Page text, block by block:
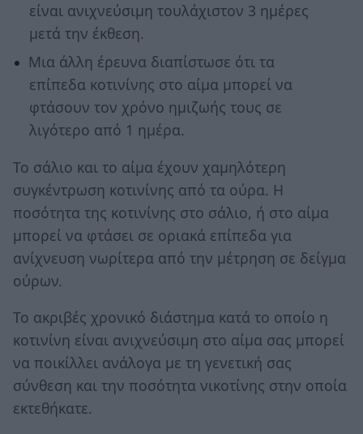
είναι ανιχνεύσιμη τουλάχιστον 3 ημέρες
μετά την έκθεση.
Μια άλλη έρευνα διαπίστωσε ότι τα
επίπεδα κοτινίνης στο αίμα μπορεί να
φτάσουν τον χρόνο ημιζωής τους σε
λιγότερο από 1 ημέρα.
Το σάλιο και το αίμα έχουν χαμηλότερη
συγκέντρωση κοτινίνης από τα ούρα. Η
ποσότητα της κοτινίνης στο σάλιο, ή στο αίμα
μπορεί να φτάσει σε οριακά επίπεδα για
ανίχνευση νωρίτερα από την μέτρηση σε δείγμα
ούρων.
Το ακριβές χρονικό διάστημα κατά το οποίο η
κοτινίνη είναι ανιχνεύσιμη στο αίμα σας μπορεί
να ποικίλλει ανάλογα με τη γενετική σας
σύνθεση και την ποσότητα νικοτίνης στην οποία
εκτεθήκατε.